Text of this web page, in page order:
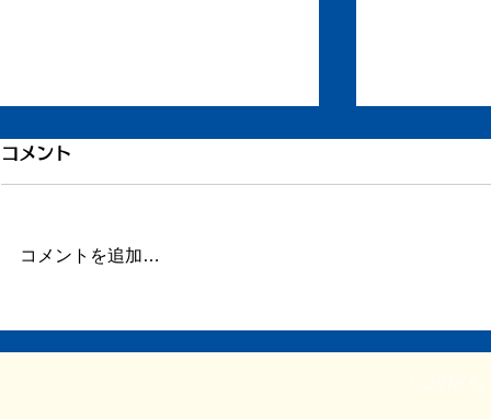
引き続き倦怠感
に明け方に高熱が出たり、ちょっ
くべきなのかもしれません。 体
か。 身体に
コメント
コメントを追加…